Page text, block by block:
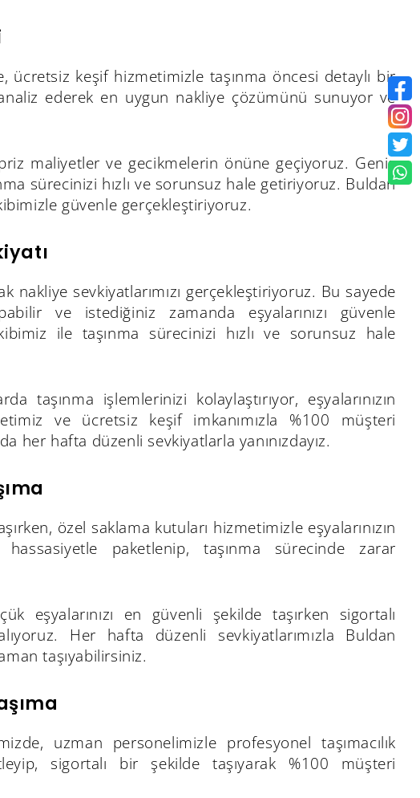
ücretsiz keşif hizmetimizle taşınma öncesi detaylı bir
ederek en uygun nakliye çözümünü sunuyor ve
maliyetler ve gecikmelerin önüne geçiyoruz. Geniş
sürecinizi hızlı ve sorunsuz hale getiriyoruz. Buldan
güvenle gerçekleştiriyoruz.
sevkiyatlarımızı gerçekleştiriyoruz. Bu sayede
ve istediğiniz zamanda eşyalarınızı güvenle
ile taşınma sürecinizi hızlı ve sorunsuz hale
taşınma işlemlerinizi kolaylaştırıyor, eşyalarınızın
ve ücretsiz keşif imkanımızla %100 müşteri
her hafta düzenli sevkiyatlarla yanınızdayız.
özel saklama kutuları hizmetimizle eşyalarınızın
paketlenip, taşınma sürecinde zarar
eşyalarınızı en güvenli şekilde taşırken sigortalı
Her hafta düzenli sevkiyatlarımızla Buldan
taşıyabilirsiniz.
uzman personelimizle profesyonel taşımacılık
sigortalı bir şekilde taşıyarak %100 müşteri